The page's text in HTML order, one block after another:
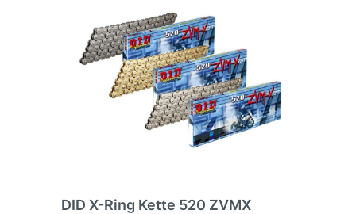
DID X-Ring Kette 520 ZVMX